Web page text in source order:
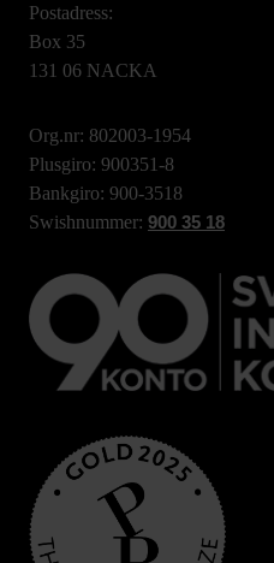
Postadress:
Box 35
131 06 NACKA
Org.nr: 802003-1954
Plusgiro: 900351-8
Bankgiro: 900-3518
Swishnummer: 900 35 18